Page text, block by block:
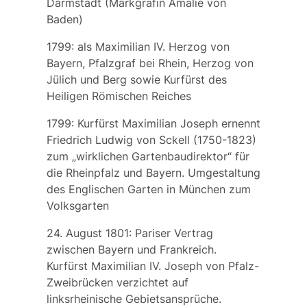
Darmstadt (Markgräfin Amalie von
Baden)
1799: als Maximilian IV. Herzog von
Bayern, Pfalzgraf bei Rhein, Herzog von
Jülich und Berg sowie Kurfürst des
Heiligen Römischen Reiches
1799: Kurfürst Maximilian Joseph ernennt
Friedrich Ludwig von Sckell (1750-1823)
zum „wirklichen Gartenbaudirektor“ für
die Rheinpfalz und Bayern. Umgestaltung
des Englischen Gartenin München zum
Volksgarten
24. August 1801: Pariser Vertrag
zwischen Bayern und Frankreich.
Kurfürst Maximilian IV. Joseph von Pfalz-
Zweibrücken verzichtet auf
linksrheinische Gebietsansprüche.